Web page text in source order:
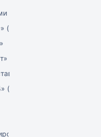
доставки
(Беларусь)
(Узбекистан)
акта расценки для